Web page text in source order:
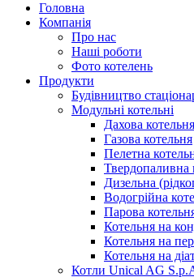
Головна
Компанія
Про нас
Наші роботи
Фото котелень
Продукти
Будівництво
Модульні котельні
Дахова котельня
Газова котельня
Пелетна
Твердопаливна
Дизельна
Водогрійна
Парова
Котельня на
Котельня на
Котельня на
Котли Unical AG